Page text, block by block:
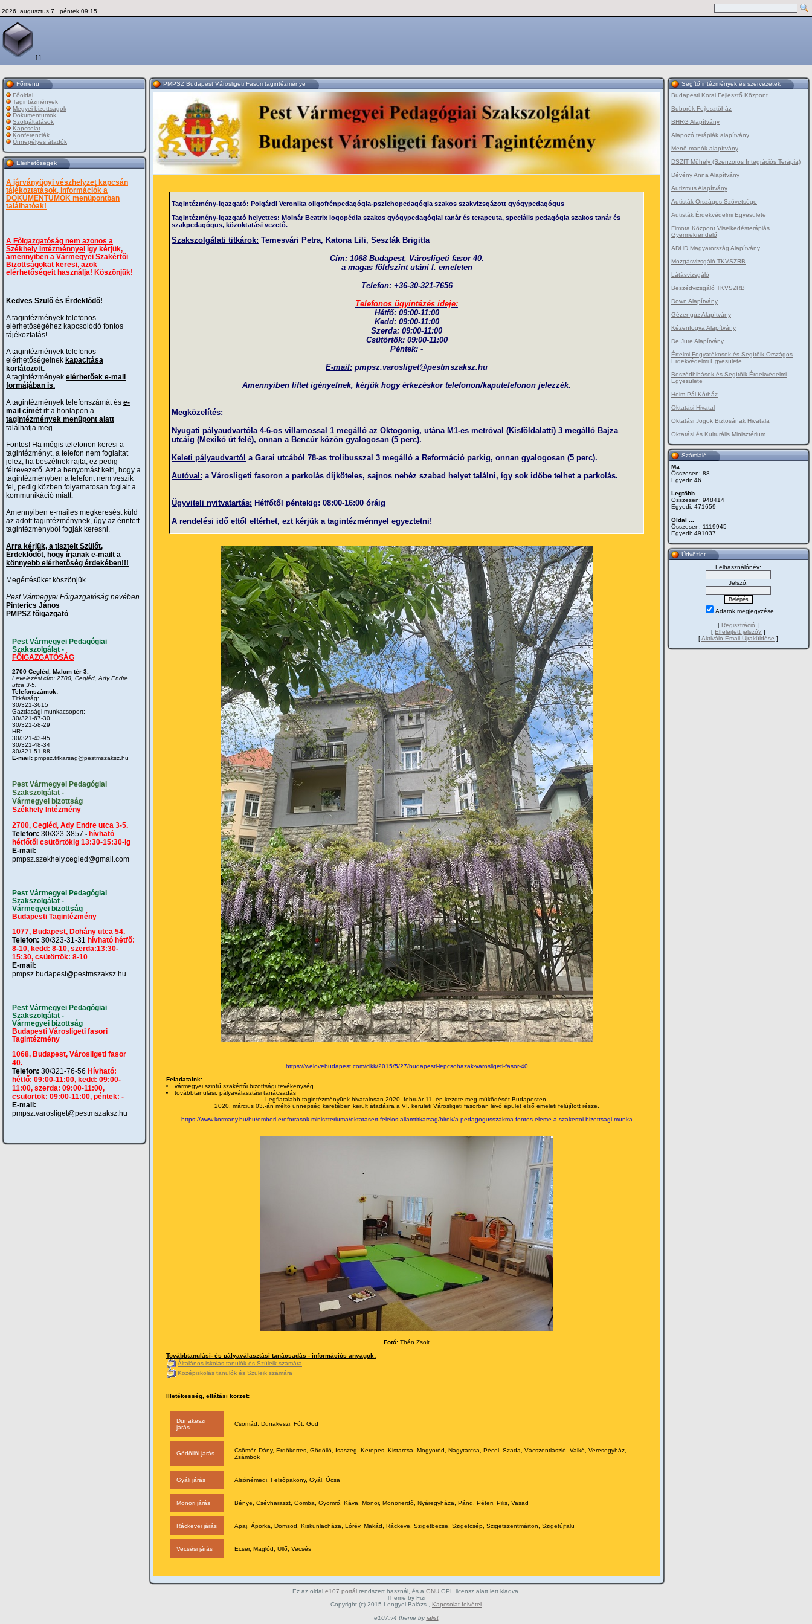
2026. augusztus 7 . péntek 09:15
[ ]
Főmenü
Főoldal
Tagintézmények
Megyei bizottságok
Dokumentumok
Szolgáltatások
Kapcsolat
Konferenciák
Ünnepélyes átadók
Elérhetőségek
A járványügyi vészhelyzet kapcsán
tájékoztatások, információk a
DOKUMENTUMOK menüpontban
találhatóak!
A Főigazgatóság nem azonos a
Székhely Intézménnyel így kérjük,
amennyiben a Vármegyei Szakértői
Bizottságokat keresi, azok
elérhetőségeit használja! Köszönjük!
Kedves Szülő és Érdeklődő!
A tagintézmények telefonos
elérhetőségéhez kapcsolódó fontos
tájékoztatás!
A tagintézmények telefonos
elérhetőségeinek kapacitása
korlátozott.
A tagintézmények elérhetőek e-mail
formájában is.
A tagintézmények telefonszámát és e-
mail címét itt a honlapon a
tagintézmények menüpont alatt
találhatja meg.
Fontos! Ha mégis telefonon keresi a
tagintézményt, a telefon nem foglaltat
jelez, ha beszélnek rajta, ez pedig
félrevezető. Azt a benyomást kelti, hogy a
tagintézményben a telefont nem veszik
fel, pedig közben folyamatosan foglalt a
kommunikáció miatt.
Amennyiben e-mailes megkeresést küld
az adott tagintézménynek, úgy az érintett
tagintézményből fogják keresni.
Arra kérjük, a tisztelt Szülőt,
Érdeklődőt, hogy írjanak e-mailt a
könnyebb elérhetőség érdekében!!!
Megértésüket köszönjük.
Pest Vármegyei Főigazgatóság nevében
Pinterics János
PMPSZ főigazgató
Pest Vármegyei Pedagógiai
Szakszolgálat -
FŐIGAZGATÓSÁG
2700 Cegléd, Malom tér 3.
Levelezési cím: 2700, Cegléd, Ady Endre
utca 3-5.
Telefonszámok:
Titkárság:
30/321-3615
Gazdasági munkacsoport:
30/321-67-30
30/321-58-29
HR:
30/321-43-95
30/321-48-34
30/321-51-88
E-mail: pmpsz.titkarsag@pestmszaksz.hu
Pest Vármegyei Pedagógiai
Szakszolgálat -
Vármegyei bizottság
Székhely Intézmény
2700, Cegléd, Ady Endre utca 3-5.
Telefon: 30/323-3857 - hívható
hétfőtől csütörtökig 13:30-15:30-ig
E-mail:
pmpsz.szekhely.cegled@gmail.com
Pest Vármegyei Pedagógiai
Szakszolgálat -
Vármegyei bizottság
Budapesti Tagintézmény
1077, Budapest, Dohány utca 54.
Telefon: 30/323-31-31 hívható hétfő:
8-10, kedd: 8-10, szerda:13:30-
15:30, csütörtök: 8-10
E-mail:
pmpsz.budapest@pestmszaksz.hu
Pest Vármegyei Pedagógiai
Szakszolgálat -
Vármegyei bizottság
Budapesti Városligeti fasori
Tagintézmény
1068, Budapest, Városligeti fasor
40.
Telefon: 30/321-76-56 Hívható:
hétfő: 09:00-11:00, kedd: 09:00-
11:00, szerda: 09:00-11:00,
csütörtök: 09:00-11:00, péntek: -
E-mail:
pmpsz.varosliget@pestmszaksz.hu
PMPSZ Budapest Városligeti Fasori tagintézménye
Tagintézmény-igazgató: Polgárdi Veronika oligofrénpedagógia-pszichopedagógia szakos szakvizsgázott gyógypedagógus
Tagintézmény-igazgató helyettes: Molnár Beatrix logopédia szakos gyógypedagógiai tanár és terapeuta, speciális pedagógia szakos tanár és
szakpedagógus, közoktatási vezető.
Szakszolgálati titkárok: Temesvári Petra, Katona Lili, Seszták Brigitta
Cím:1068 Budapest, Városligeti fasor 40.
a magas földszint utáni I. emeleten
Telefon:+36-30-321-7656
Telefonos ügyintézés ideje:
Hétfő: 09:00-11:00
Kedd: 09:00-11:00
Szerda: 09:00-11:00
Csütörtök: 09:00-11:00
Péntek: -
E-mail: pmpsz.varosliget@pestmszaksz.hu
Amennyiben liftet igényelnek, kérjük hogy érkezéskor telefonon/kaputelefonon jelezzék.
Megközelítés:
Nyugati pályaudvartól a 4-6-os villamossal 1 megálló az Oktogonig, utána M1-es metróval (Kisföldalatti) 3 megálló Bajza
utcáig (Mexikó út felé), onnan a Bencúr közön gyalogosan (5 perc).
Keleti pályaudvartól a Garai utcából 78-as trolibusszal 3 megálló a Reformáció parkig, onnan gyalogosan (5 perc).
Autóval: a Városligeti fasoron a parkolás díjköteles, sajnos nehéz szabad helyet találni, így sok időbe telhet a parkolás.
Ügyviteli nyitvatartás: Hétfőtől péntekig: 08:00-16:00 óráig
A rendelési idő ettől eltérhet, ezt kérjük a tagintézménnyel egyeztetni!
https://welovebudapest.com/cikk/2015/5/27/budapesti-lepcsohazak-varosligeti-fasor-40
Feladataink:
vármegyei szintű szakértői bizottsági tevékenység
továbbtanulási, pályaválasztási tanácsadás
Legfiatalabb tagintézményünk hivatalosan 2020. február 11.-én kezdte meg működését Budapesten.
2020. március 03.-án méltó ünnepség keretében került átadásra a VI. kerületi Városligeti fasorban lévő épület első emeleti felújított része.
https://www.kormany.hu/hu/emberi-eroforrasok-miniszteriuma/oktatasert-felelos-allamtitkarsag/hirek/a-pedagogusszakma-fontos-eleme-a-szakertoi-bizottsagi-munka
Fotó: Thén Zsolt
Továbbtanulási- és pályaválasztási tanácsadás - információs anyagok:
Általános iskolás tanulók és Szüleik számára
Középiskolás tanulók és Szüleik számára
Illetékesség, ellátási körzet:
Dunakeszi
járás
Csomád, Dunakeszi, Fót, Göd
Gödöllői járás
Csömör, Dány, Erdőkertes, Gödöllő, Isaszeg, Kerepes, Kistarcsa, Mogyoród, Nagytarcsa, Pécel, Szada, Vácszentlászló, Valkó, Veresegyház,
Zsámbok
Gyáli járás Alsónémedi, Felsőpakony, Gyál, Ócsa
Monori járás Bénye, Csévharaszt, Gomba, Gyömrő, Káva, Monor, Monorierdő, Nyáregyháza, Pánd, Péteri, Pilis, Vasad
Ráckevei járás Apaj, Áporka, Dömsöd, Kiskunlacháza, Lórév, Makád, Ráckeve, Szigetbecse, Szigetcsép, Szigetszentmárton, Szigetújfalu
Vecsési járás Ecser, Maglód, Üllő, Vecsés
Segítő intézmények és szervezetek
Budapesti Korai Fejlesztő Központ
Buborék Fejlesztőház
BHRG Alapítvány
Alapozó terápiák alapítvány
Menő manók alapítvány
DSZIT Műhely (Szenzoros Integrációs Terápia)
Dévény Anna Alapítvány
Autizmus Alapítvány
Autisták Országos Szövetsége
Autisták Érdekvédelmi Egyesülete
Fimota Központ Viselkedésterápiás
Gyermekrendelő
ADHD Magyarország Alapítvány
Mozgásvizsgáló TKVSZRB
Látásvizsgáló
Beszédvizsgáló TKVSZRB
Down Alapítvány
Gézengúz Alapítvány
Kézenfogva Alapítvány
De Jure Alapítvány
Értelmi Fogyatékosok és Segítőik Országos
Érdekvédelmi Egyesülete
Beszédhibások és Segítőik Érdekvédelmi
Egyesülete
Heim Pál Kórház
Oktatási Hivatal
Oktatási Jogok Biztosának Hivatala
Oktatási és Kulturális Minisztérium
Számláló
Ma
Összesen: 88
Egyedi: 46
Legtöbb
Összesen: 948414
Egyedi: 471659
Oldal ...
Összesen: 1119945
Egyedi: 491037
Üdvözlet
Felhasználónév:
Jelszó:
Adatok megjegyzése
[ Regisztráció ]
[ Elfelejtett jelszó? ]
[Aktiváló Email Újraküldése ]
Ez az oldal e107 portálrendszert használ, és a GNUGPL licensz alatt lett kiadva.
Theme by Fizi
Copyright (c) 2015 Lengyel Balázs , Kapcsolat felvétel
e107.v4 theme byjalist